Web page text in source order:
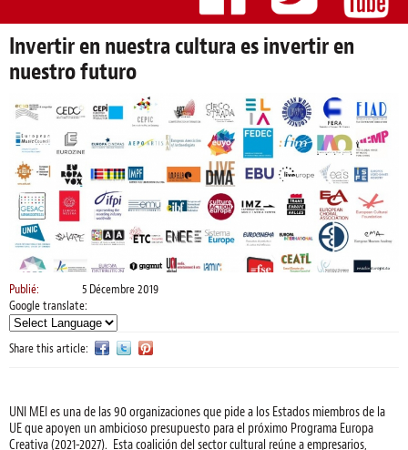
Invertir en nuestra cultura es invertir en
nuestro futuro
Publié:
5 Décembre 2019
Google translate:
Share this article:
UNI MEI es una de las 90 organizaciones que pide a los Estados miembros de la
UE que apoyen un ambicioso presupuesto para el próximo Programa Europa
Creativa (2021-2027). Esta coalición del sector cultural reúne a empresarios,